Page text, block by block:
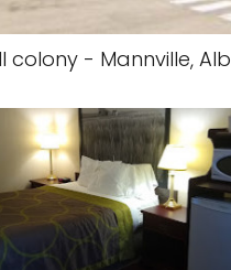
colony - Mannville,